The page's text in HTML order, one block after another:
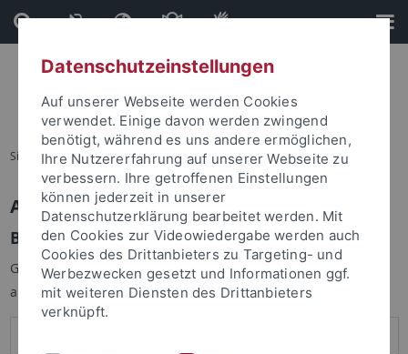
Direkt
zum
Inhalt
Direkt
zur
Fußleiste
Sie sind hier: Startseite
Anmelden
Benutzeranmeldung
Geben Sie Ihren Benutzernamen und Ihr Passwort an um sich
anzumelden:
Datenschutzeinstellungen
Auf unserer Webseite werden Cookies
verwendet. Einige davon werden zwingend
benötigt, während es uns andere ermöglichen,
Ihre Nutzererfahrung auf unserer Webseite zu
verbessern. Ihre getroffenen Einstellungen
können jederzeit in unserer
Datenschutzerklärung bearbeitet werden. Mit
den Cookies zur Videowiedergabe werden auch
Cookies des Drittanbieters zu Targeting- und
Werbezwecken gesetzt und Informationen ggf.
mit weiteren Diensten des Drittanbieters
verknüpft.